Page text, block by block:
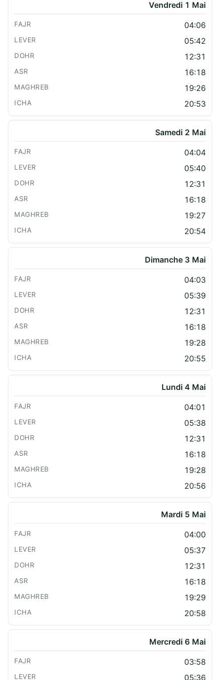
Vendredi 1 Mai
04:06
05:42
12:31
16:18
19:26
20:53
Samedi 2 Mai
04:04
05:40
12:31
16:18
19:27
20:54
Dimanche 3 Mai
04:03
05:39
12:31
16:18
19:28
20:55
Lundi 4 Mai
04:01
05:38
12:31
16:18
19:28
20:56
Mardi 5 Mai
04:00
05:37
12:31
16:18
19:29
20:58
Mercredi 6 Mai
03:58
05:36